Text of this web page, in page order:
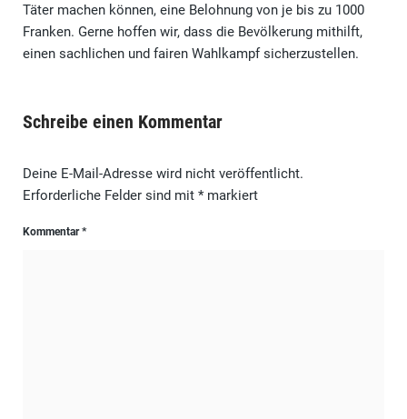
Täter machen können, eine Belohnung von je bis zu 1000
Franken. Gerne hoffen wir, dass die Bevölkerung mithilft,
einen sachlichen und fairen Wahlkampf sicherzustellen.
Schreibe einen Kommentar
Deine E-Mail-Adresse wird nicht veröffentlicht.
Erforderliche Felder sind mit *markiert
Kommentar*